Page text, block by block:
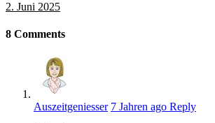
2. Juni 2025
8 Comments
Auszeitgeniesser 7 Jahren ago Reply